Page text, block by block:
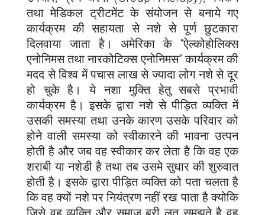
तथा मेडिकल ट्रीटमेंट के संयोजन से बनाये गए
कार्यक्रम की सहायता से नशे से पूर्ण छुटकारा
दिलवाया जाता है। अमेरिका के “ऐल्कोहोलिक्स
एनोनिमस तथा नारकोटिक्स एनोनिमस” कार्यक्रम की
मदद से विश्व में पचास लाख से ज्यादा लोग नशे से दूर
हो चुके है। ये नशा मुक्ति हेतु सबसे प्रभावी
कार्यक्रम है। इसके द्वारा नशे से पीड़ित व्यक्ति में
उसकी समस्या तथा उनके कारण उसके परिवार को
होने वाली समस्या को स्वीकारने की भावना उत्पन
होती है और जब वह स्वीकार कर लेता है कि वह एक
शराबी या नशेडी है तथा तब उसमे सुधार की शुरुवात
होती है। इसके द्वारा पीड़ित व्यक्ति को पता चलता है
कि वह क्यों नशे पर नियंत्रण नहीं रख पाता है क्योकि